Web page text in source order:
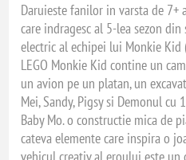
Daruieste fanilor in varsta de
care indragesc al 5-lea sezon
electric al echipei lui Monkie Kid
LEGO Monkie Kid contine un
un avion pe un platan, un
Mei, Sandy, Pigsy si Demonul
Baby Mo. o constructie mica de
cateva elemente care inspira o